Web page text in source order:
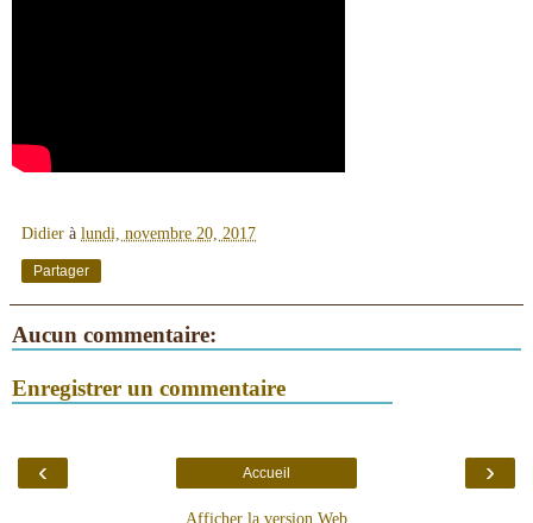
Didier à lundi, novembre 20, 2017
Partager
Aucun commentaire:
Enregistrer un commentaire
‹ ›
Accueil
Afficher la version Web